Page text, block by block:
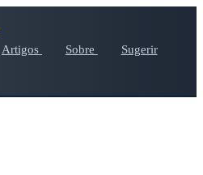
Artigos Sobre
Sugerir